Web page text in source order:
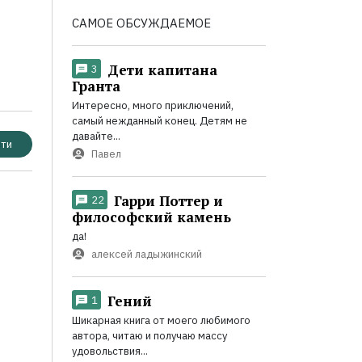
САМОЕ ОБСУЖДАЕМОЕ
3
Дети капитана
Гранта
Интересно, много приключений,
самый нежданный конец. Детям не
давайте...
Павел
22
Гарри Поттер и
философский камень
да!
алексей ладыжинский
1 Гений
Шикарная книга от моего любимого
автора, читаю и получаю массу
удовольствия...